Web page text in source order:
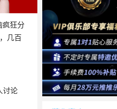
疯狂分
几百
讨论